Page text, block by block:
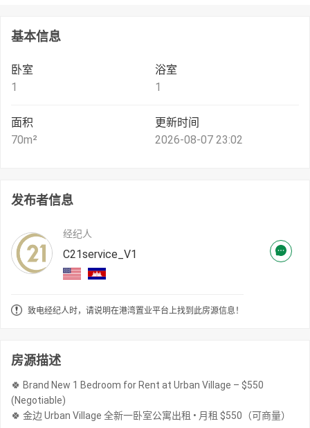
基本信息
卧室
1
浴室
1
面积
70m²
更新时间
2026-08-07 23:02
发布者信息
经纪人
C21service_V1
致电经纪人时，请说明在港湾置业平台上找到此房源信息！
房源描述
🍀 Brand New 1 Bedroom for Rent at Urban Village – $550
(Negotiable)
🍀 金边 Urban Village 全新一卧室公寓出租 • 月租 $550（可商量）